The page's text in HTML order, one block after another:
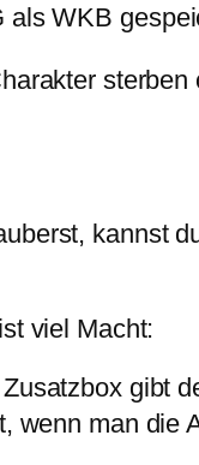
als WKB
kannst
viel Macht:
gibt
wenn man die